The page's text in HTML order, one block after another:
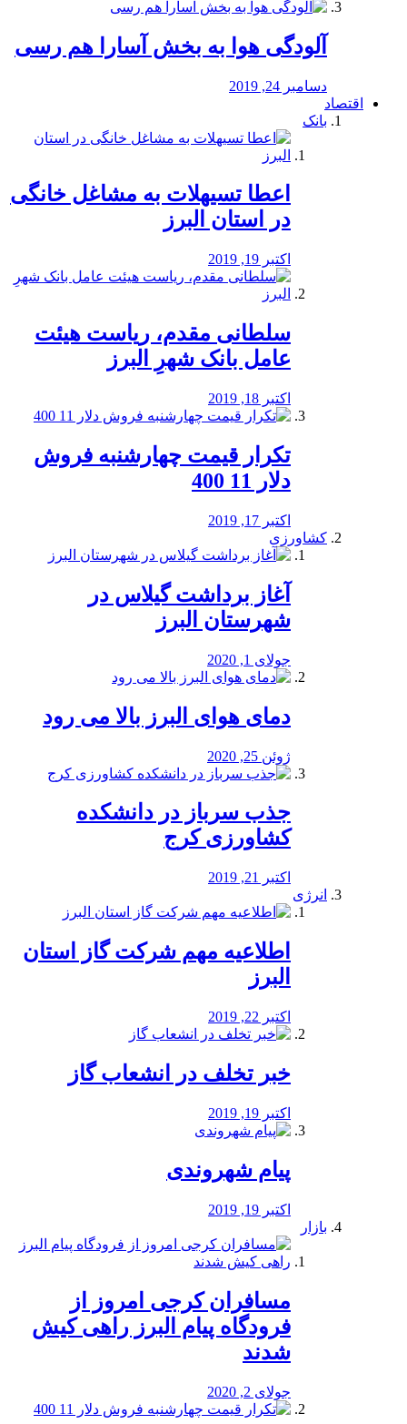
آلودگی هوا به بخش آسارا هم رسی
دسامبر 24, 2019
اقتصاد
بانک
️اعطا تسیهلات به مشاغل خانگی
در استان البرز
اکتبر 19, 2019
سلطانی مقدم، ریاست هیئت
عامل بانک شهرِ البرز
اکتبر 18, 2019
تکرار قیمت چهارشنبه فروش
دلار 11 400
اکتبر 17, 2019
کشاورزی
آغاز برداشت گیلاس در
شهرستان البرز
جولای 1, 2020
دمای هوای البرز بالا می رود
ژوئن 25, 2020
جذب سرباز در دانشکده
کشاورزی کرج
اکتبر 21, 2019
انرژی
️اطلاعیه مهم شرکت گاز استان
البرز
اکتبر 22, 2019
خبر تخلف در انشعاب گاز
اکتبر 19, 2019
پیام شهروندی
اکتبر 19, 2019
بازار
مسافران کرجی امروز از
فرودگاه پیام البرز راهی کیش
شدند
جولای 2, 2020